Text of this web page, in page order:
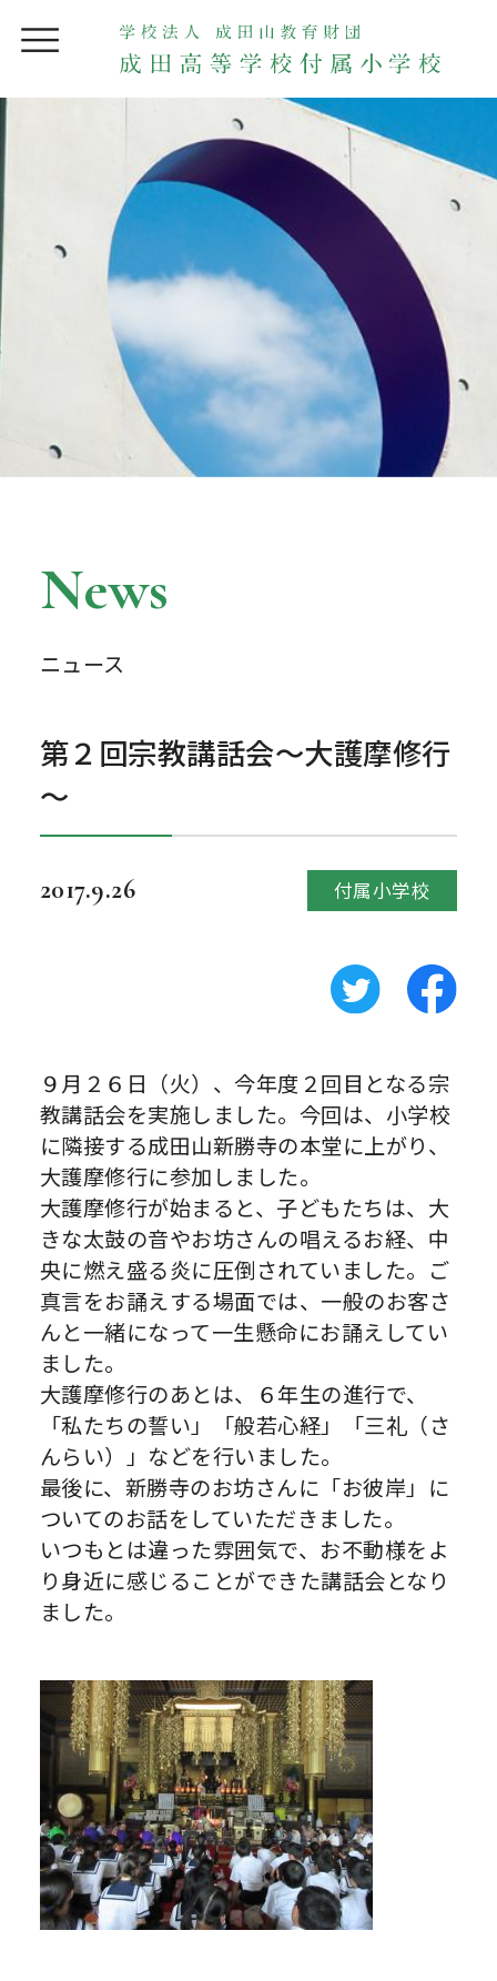
News
ニュース
第２回宗教講話会～大護摩修行
～
2017.9.26 付属小学校
９月２６日（火）、今年度２回目となる宗
教講話会を実施しました。今回は、小学校
に隣接する成田山新勝寺の本堂に上がり、
大護摩修行に参加しました。
大護摩修行が始まると、子どもたちは、大
きな太鼓の音やお坊さんの唱えるお経、中
央に燃え盛る炎に圧倒されていました。ご
真言をお誦えする場面では、一般のお客さ
んと一緒になって一生懸命にお誦えしてい
ました。
大護摩修行のあとは、６年生の進行で、
「私たちの誓い」「般若心経」「三礼（さ
んらい）」などを行いました。
最後に、新勝寺のお坊さんに「お彼岸」に
ついてのお話をしていただきました。
いつもとは違った雰囲気で、お不動様をよ
り身近に感じることができた講話会となり
ました。